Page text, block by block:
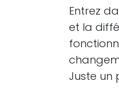
Entrez
et la
Juste un